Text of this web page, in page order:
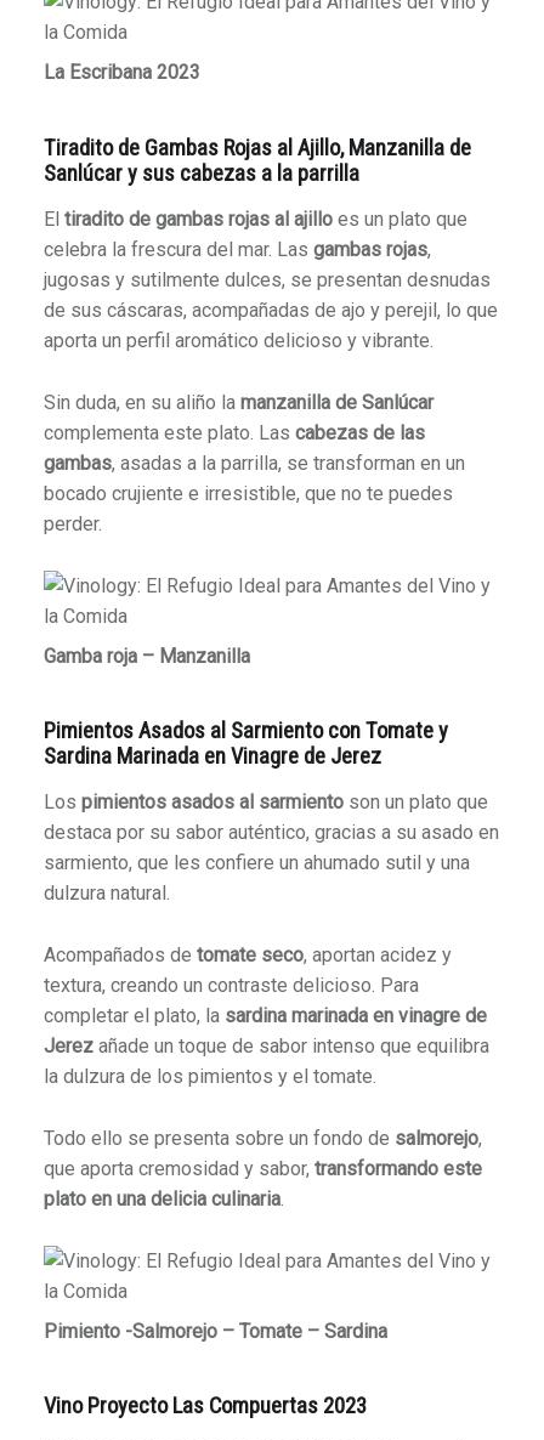
La Escribana 2023
Tiradito de Gambas Rojas al Ajillo, Manzanilla de
Sanlúcar y sus cabezas a la parrilla
El tiradito de gambas rojas al ajilloes un plato que
celebra la frescura del mar. Las gambas rojas,
jugosas y sutilmente dulces, se presentan desnudas
de sus cáscaras, acompañadas de ajo y perejil, lo que
aporta un perfil aromático delicioso y vibrante.
Sin duda, en su aliño la manzanilla de Sanlúcar
complementa este plato. Las cabezas de las
gambas, asadas a la parrilla, se transforman en un
bocado crujiente e irresistible, que no te puedes
perder.
Gamba roja – Manzanilla
Pimientos Asados al Sarmiento con Tomate y
Sardina Marinada en Vinagre de Jerez
Los pimientos asados al sarmientoson un plato que
destaca por su sabor auténtico, gracias a su asado en
sarmiento, que les confiere un ahumado sutil y una
dulzura natural.
Acompañados de tomate seco, aportan acidez y
textura, creando un contraste delicioso. Para
completar el plato, la sardina marinada en vinagre de
Jerezañade un toque de sabor intenso que equilibra
la dulzura de los pimientos y el tomate.
Todo ello se presenta sobre un fondo de salmorejo,
que aporta cremosidad y sabor, transformando este
plato en una delicia culinaria.
Pimiento -Salmorejo – Tomate – Sardina
Vino Proyecto Las Compuertas 2023